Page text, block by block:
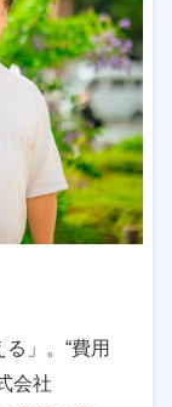
」。“費用
会社